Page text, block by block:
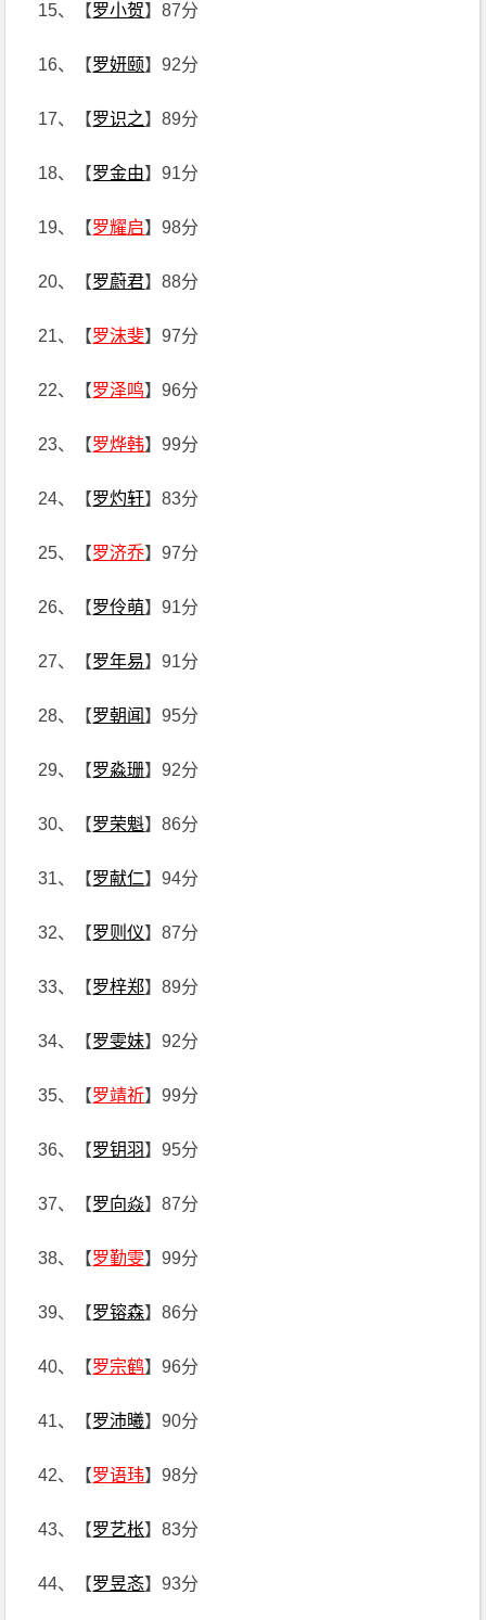
15、【罗小贺】87分
16、【罗妍颐】92分
17、【罗识之】89分
18、【罗金由】91分
19、【罗耀启】98分
20、【罗蔚君】88分
21、【罗沫斐】97分
22、【罗泽鸣】96分
23、【罗烨韩】99分
24、【罗灼轩】83分
25、【罗济乔】97分
26、【罗伶萌】91分
27、【罗年易】91分
28、【罗朝闻 】95分
29、【罗淼珊】92分
30、【罗荣魁】86分
31、【罗献仁】94分
32、【罗则仪】87分
33、【罗梓郑】89分
34、【罗雯妹】92分
35、【罗靖祈】99分
36、【罗钥羽】95分
37、【罗向焱】87分
38、【罗勤雯】99分
39、【罗镕森】86分
40、【罗宗鹤】96分
41、【罗沛曦】90分
42、【罗语玮】98分
43、【罗艺枨】83分
44、【罗昱忞】93分